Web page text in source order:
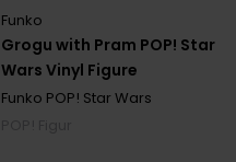
Grogu with Pram POP! Star
Wars Vinyl Figure
Funko
Funko POP! Star Wars